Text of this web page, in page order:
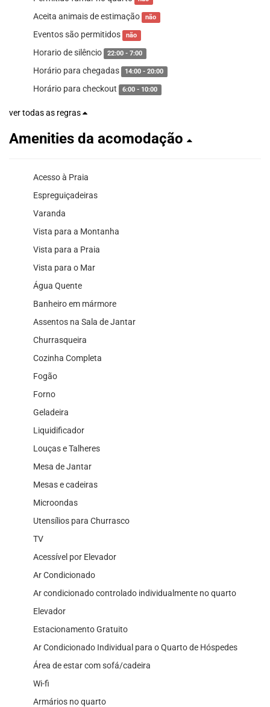
Aceita animais de estimação não
Eventos são permitidos não
Horario de silêncio 22:00 - 7:00
Horário para chegadas 14:00 - 20:00
Horário para checkout 6:00 - 10:00
ver todas as regras
Amenities da acomodação
Acesso à Praia
Espreguiçadeiras
Varanda
Vista para a Montanha
Vista para a Praia
Vista para o Mar
Água Quente
Banheiro em mármore
Assentos na Sala de Jantar
Churrasqueira
Cozinha Completa
Fogão
Forno
Geladeira
Liquidificador
Louças e Talheres
Mesa de Jantar
Mesas e cadeiras
Microondas
Utensílios para Churrasco
TV
Acessível por Elevador
Ar Condicionado
Ar condicionado controlado individualmente no quarto
Elevador
Estacionamento Gratuito
Ar Condicionado Individual para o Quarto de Hóspedes
Área de estar com sofá/cadeira
Wi-fi
Armários no quarto